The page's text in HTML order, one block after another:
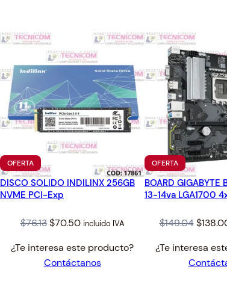
.
OFERTAPRODUCTO
EN
OFERTA
DISCO SOLIDO INDILINX 256GB
NVME PCI-Exp
$76.13 Original
was:
$76.13.
$70.50Current
is:
$70.50.
incluido IVA
¿Te interesa este producto?
Contáctanos
OFERTAPRODUCTO
EN
OFERTA
BOARD
13-14va LGA1700
$149.04
was:
$
¿Te interesa